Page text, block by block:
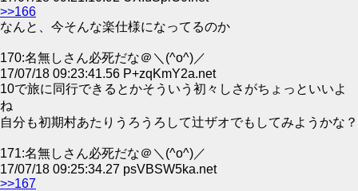
>>166
なんと、今そんな楽仕様になってるのか
170:名無しさん必死だな＠＼(^o^)／
17/07/18 09:23:41.56 P+zqKmY2a.net
10で旅に同行できるとかそういう初々しさがちょっといいよ
ね
自分も初期村あたりうろうろして辻ザオでもしてみようかな？
171:名無しさん必死だな＠＼(^o^)／
17/07/18 09:25:34.27 psVBSW5ka.net
>>167